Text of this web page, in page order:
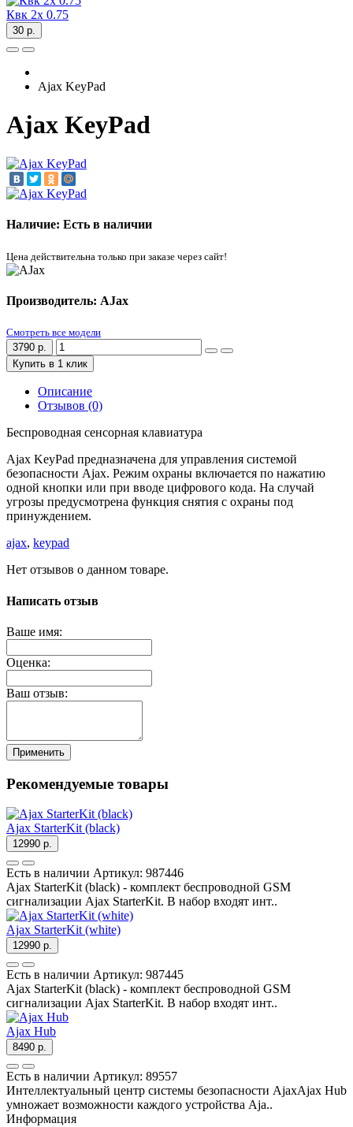
Квк 2х 0.75
30 р.
Ajax KeyPad
Ajax KeyPad
Наличие: Есть в наличии
Цена действительна только при заказе через сайт!
Производитель: AJax
Смотреть все модели
3790 р.
Купить в 1 клик
Описание
Отзывов (0)
Беспроводная сенсорная клавиатура
Ajax KeyPad предназначена для управления системой
безопасности Ajax. Режим охраны включается по нажатию
одной кнопки или при вводе цифрового кода. На случай
угрозы предусмотрена функция снятия с охраны под
принуждением.
ajax, keypad
Нет отзывов о данном товаре.
Написать отзыв
Ваше имя:
Оценка:
Ваш отзыв:
Применить
Рекомендуемые товары
Ajax StarterKit (black)
12990 р.
Есть в наличии Артикул: 987446
Ajax StarterKit (black) - комплект беспроводной GSM
сигнализации Ajax StarterKit. В набор входят инт..
Ajax StarterKit (white)
12990 р.
Есть в наличии Артикул: 987445
Ajax StarterKit (black) - комплект беспроводной GSM
сигнализации Ajax StarterKit. В набор входят инт..
Ajax Hub
8490 р.
Есть в наличии Артикул: 89557
Интеллектуальный центр системы безопасности AjaxAjax Hub
умножает возможности каждого устройства Aja..
Информация